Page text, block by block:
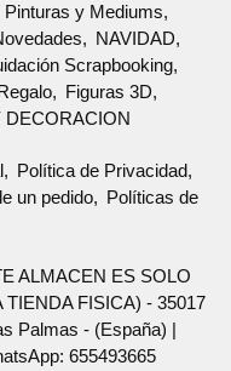
Pinturas y Mediums
NAVIDAD
Scrapbooking
Figuras 3D
DECORACION
Política de Privacidad
un pedido
Políticas de
ALMACEN ES SOLO
FISICA) - 35017
Palmas - (España) |
655493665